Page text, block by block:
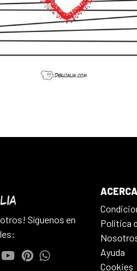
Síguenos en
Politica
Ayuda
Cookies